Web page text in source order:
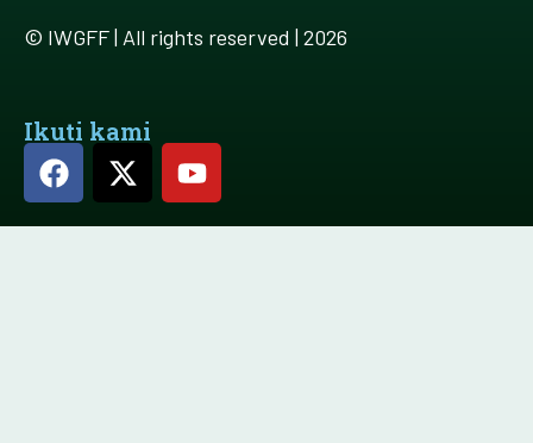
© IWGFF | All rights reserved | 2026
Ikuti kami